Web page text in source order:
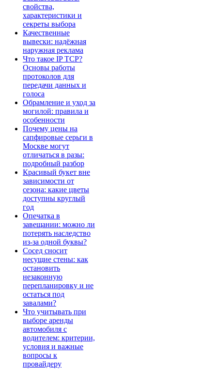
свойства,
характеристики и
секреты выбора
Качественные
вывески: надёжная
наружная реклама
Что такое IP TCP?
Основы работы
протоколов для
передачи данных и
голоса
Обрамление и уход за
могилой: правила и
особенности
Почему цены на
сапфировые серьги в
Москве могут
отличаться в разы:
подробный разбор
Красивый букет вне
зависимости от
сезона: какие цветы
доступны круглый
год
Опечатка в
завещании: можно ли
потерять наследство
из-за одной буквы?
Сосед сносит
несущие стены: как
остановить
незаконную
перепланировку и не
остаться под
завалами?
Что учитывать при
выборе аренды
автомобиля с
водителем: критерии,
условия и важные
вопросы к
провайдеру